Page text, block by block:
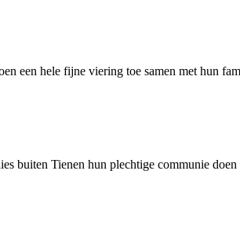
een hele fijne viering toe samen met hun
buiten Tienen hun plechtige communie